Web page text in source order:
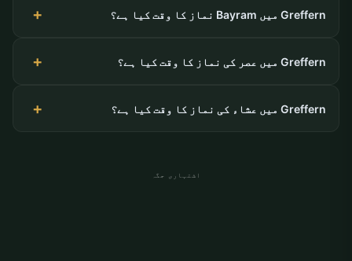
Greffern میں Bayram نماز کا وقت کیا ہے؟
Greffern میں عصر کی نماز کا وقت کیا ہے؟
Greffern میں عشاء کی نماز کا وقت کیا ہے؟
اشتہاری جگہ